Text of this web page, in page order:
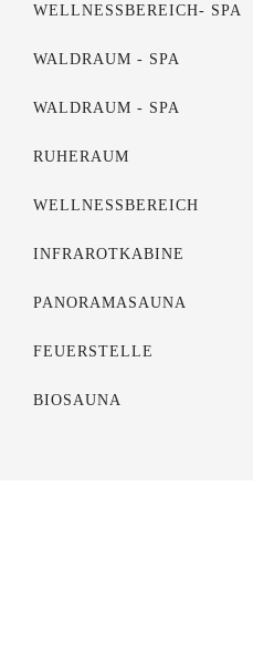
WELLNESSBEREICH- SPA
WALDRAUM - SPA
WALDRAUM - SPA
RUHERAUM
WELLNESSBEREICH
INFRAROTKABINE
PANORAMASAUNA
FEUERSTELLE
BIOSAUNA